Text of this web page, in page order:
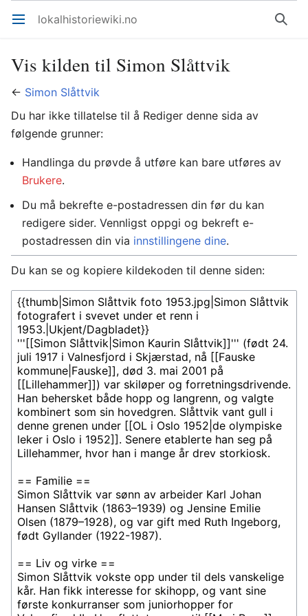
Åpne hovedmenyen lokalhistoriewiki.no Søk
Vis kilden til Simon Slåttvik
← Simon Slåttvik
Du har ikke tillatelse til å Rediger denne sida av
følgende grunner:
Handlinga du prøvde å utføre kan bare utføres av
Brukere.
Du må bekrefte e-postadressen din før du kan
redigere sider. Vennligst oppgi og bekreft e-
postadressen din via innstillingene dine.
Du kan se og kopiere kildekoden til denne siden: